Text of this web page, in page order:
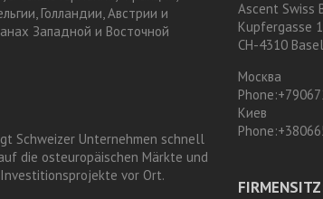
Голландии, Австрии и
Западной и Восточной
Schweizer Unternehmen schnell
die osteuropäischen Märkte und
vor Ort.
Ascent Swiss
Kupfergasse
CH-4310
Москва
Phone:
Киев
Phone: